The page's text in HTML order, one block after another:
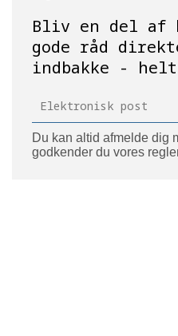
Bliv en del af
gode råd
indbakke -
Du kan altid afmelde dig
godkender du vores